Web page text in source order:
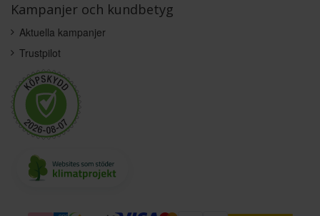
Kampanjer och kundbetyg
Aktuella kampanjer
Trustpilot